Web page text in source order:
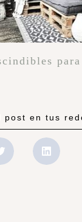
post en tus